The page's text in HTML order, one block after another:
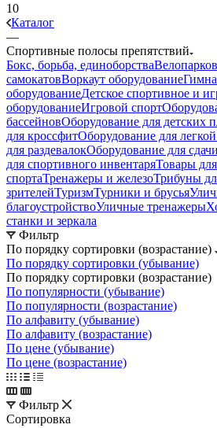
10
Каталог
—
Спортивные полосы препятствий
Бокс, борьба, единоборства
самокатовВоркаут оборудование
оборудованиеДетское спортивное и
оборудованиеИгровой спорт
бассейновОборудование для детских
для кроссфитОборудование для
для раздевалокОборудование для
для спортивного инвентаряТовары
спортаТренажеры и железоТрибуны
зрителейТуризмТурники и брусья
благоустройствоУличные тренажеры
станки и зеркала
Фильтр
По порядку сортировки (возрастание)
По порядку сортировки (убывание)
По порядку сортировки (возрастание)
По популярности (убывание)
По популярности (возрастание)
По алфавиту (убывание)
По алфавиту (возрастание)
По цене (убывание)
По цене (возрастание)
Фильтр
Сортировка